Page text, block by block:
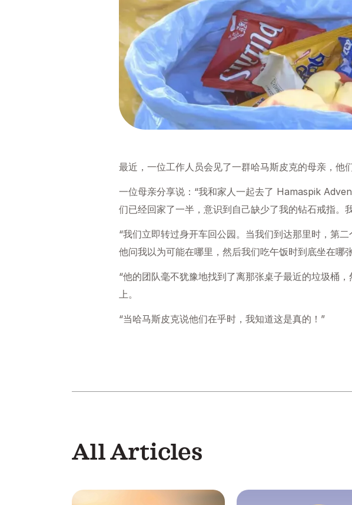
最近，一位工作人员会见了一群哈马斯皮克的母亲，他
一位母亲分享说：“我和家人一起去了 Hamaspik
们已经回家了一半，意识到自己缺少了我的钻石戒指。
“我们立即转过身开车回公园。当我们到达那里时，第
他问我以为可能在哪里，然后我们吃午饭时到底坐在哪张
“他的团队毫不犹豫地找到了离那张桌子最近的垃圾桶
上。
“当哈马斯皮克说他们在乎时，我知道这是真的！”
All Articles